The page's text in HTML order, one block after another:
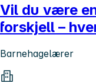
Vil du være
forskjell –
Barnehagelærer